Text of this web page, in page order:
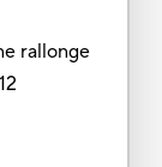
rallonge